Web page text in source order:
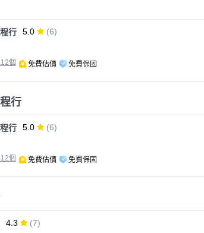
行 5.0 (6)
個 免費估價 免費保固
行
行 5.0 (6)
個 免費估價 免費保固
4.3 (7)